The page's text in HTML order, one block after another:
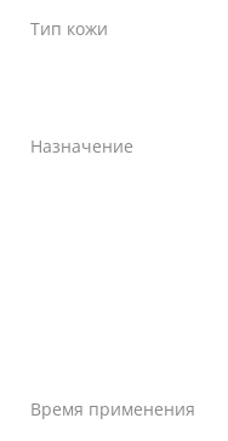
Тип кожи
Назначение
Время применения